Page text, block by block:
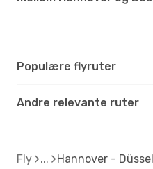
Populære flyruter
Andre relevante ruter
Fly Hannover -